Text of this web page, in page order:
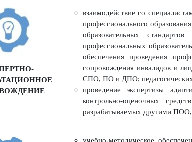
ОСНОВНЫЕ
взаимодействие со
профессионального
образовательных
профессиональных
обеспечения
сопровождения
проведение